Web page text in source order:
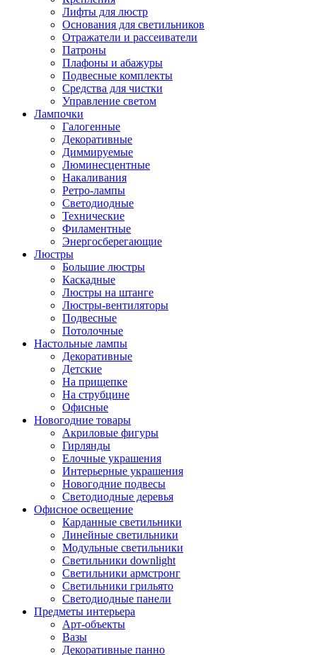
Лифты для люстр
Основания для светильников
Отражатели и рассеиватели
Патроны
Плафоны и абажуры
Подвесные комплекты
Средства для чистки
Управление светом
Лампочки
Галогенные
Декоративные
Диммируемые
Люминесцентные
Накаливания
Ретро-лампы
Светодиодные
Технические
Филаментные
Энергосберегающие
Люстры
Большие люстры
Каскадные
Люстры на штанге
Люстры-вентиляторы
Подвесные
Потолочные
Настольные лампы
Декоративные
Детские
На прищепке
На струбцине
Офисные
Новогодние товары
Акриловые фигуры
Гирлянды
Елочные украшения
Интерьерные украшения
Новогодние подвесы
Светодиодные деревья
Офисное освещение
Карданные светильники
Линейные светильники
Модульные светильники
Светильники downlight
Светильники армстронг
Светильники грильято
Светодиодные панели
Предметы интерьера
Арт-объекты
Вазы
Декоративные панно